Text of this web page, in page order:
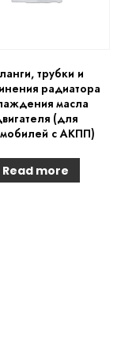
трубки и
радиатора
масла
(для
с АКПП)
Read more